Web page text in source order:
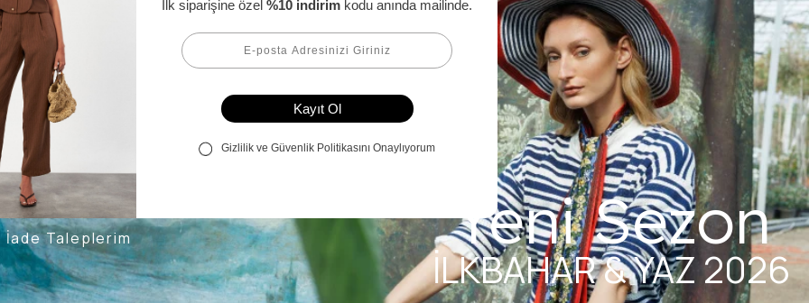
Alışveriş Bilgileri
Kargom Nerede
Hesabım
Siparişlerim
Favorilerim
İade Taleplerim
Yeni Sezon
İLKBAHAR & YAZ 2026